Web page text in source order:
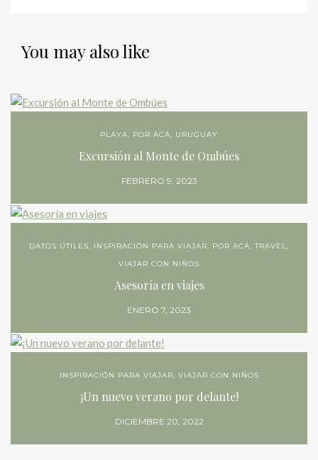
You may also like
PLAYA, POR ACÁ, URUGUAY
Excursión al Monte de Ombúes
FEBRERO 9, 2023
DATOS ÚTILES, INSPIRACIÓN PARA VIAJAR, POR ACÁ, TRAVEL,
VIAJAR CON NIÑOS
Asesoría en viajes
ENERO 7, 2023
INSPIRACIÓN PARA VIAJAR VIAJAR CON NIÑOS
¡Un nuevo verano por delante!
DICIEMBRE 20, 2022